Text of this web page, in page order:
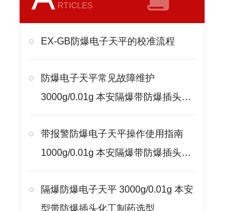
RTICLES
EX-GB防爆电子天平的校准流程
防爆电子天平常见故障维护
3000g/0.01g 本安隔爆带防爆插头处
带报警防爆电子天平操作使用指南
1000g/0.01g 本安隔爆带防爆插头校
隔爆防爆电子天平 3000g/0.01g 本安
型带防爆插头化工制药选型